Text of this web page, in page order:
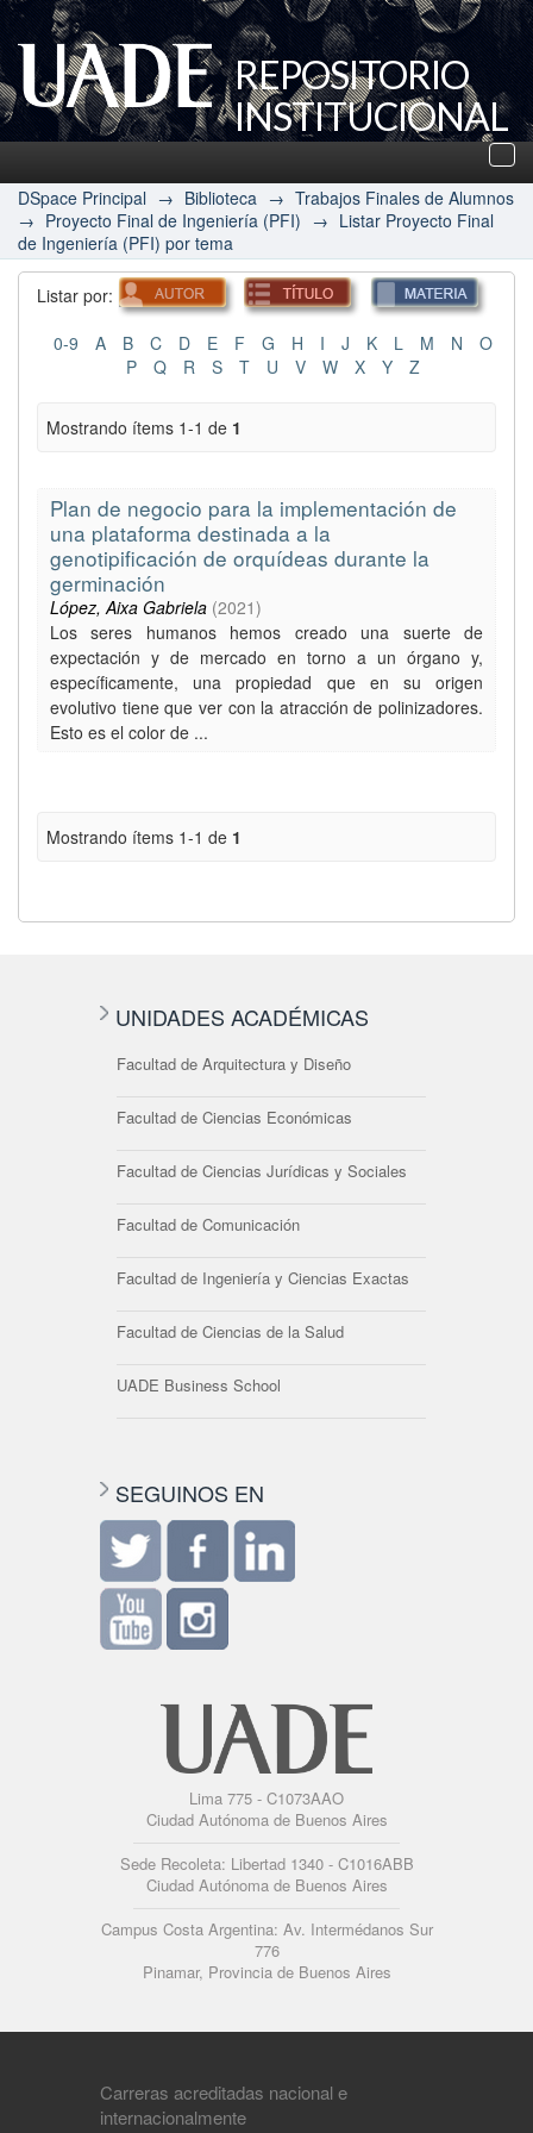
REPOSITORIO
INSTITUCIONAL
UADE
DSpace Principal → Biblioteca → Trabajos Finales de Alumnos
→ Proyecto Final de Ingeniería (PFI) → Listar Proyecto Final
de Ingeniería (PFI) por tema
Listar por:
0-9 A B C D E F G H I J K L M N
O
P
Q R S T U V W X Y Z
Mostrando ítems 1-1 de 1
Plan de negocio para la implementación de
una plataforma destinada a la
genotipificación de orquídeas durante la
germinación
López, Aixa Gabriela (2021)
Los seres humanos hemos creado una suerte de
expectación y de mercado en torno a un órgano y,
específicamente, una propiedad que en su origen
evolutivo tiene que ver con la atracción de polinizadores.
Esto es el color de ...
Mostrando ítems 1-1 de 1
UNIDADES ACADÉMICAS
Facultad de Arquitectura y Diseño
Facultad de Ciencias Económicas
Facultad de Ciencias Jurídicas y Sociales
Facultad de Comunicación
Facultad de Ingeniería y Ciencias Exactas
Facultad de Ciencias de la Salud
UADE Business School
SEGUINOS EN
Lima 775 - C1073AAO
Ciudad Autónoma de Buenos Aires
Sede Recoleta: Libertad 1340 - C1016ABB
Ciudad Autónoma de Buenos Aires
Campus Costa Argentina: Av. Intermédanos Sur
776
Pinamar, Provincia de Buenos Aires
Carreras acreditadas nacional e
internacionalmente